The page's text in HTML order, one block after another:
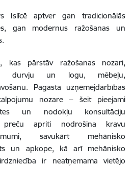
Īslīcē aptver gan tradicionālās
gan modernus ražošanas un
kas pārstāv ražošanas nozari,
durvju un logu, mēbeļu,
Pagasta uzņēmējdarbības
nozare – šeit pieejami
un nodokļu konsultāciju
preču apriti nodrošina kravu
savukārt mehānisko
un apkope, kā arī mehānisko
ir neatņemama vietējo